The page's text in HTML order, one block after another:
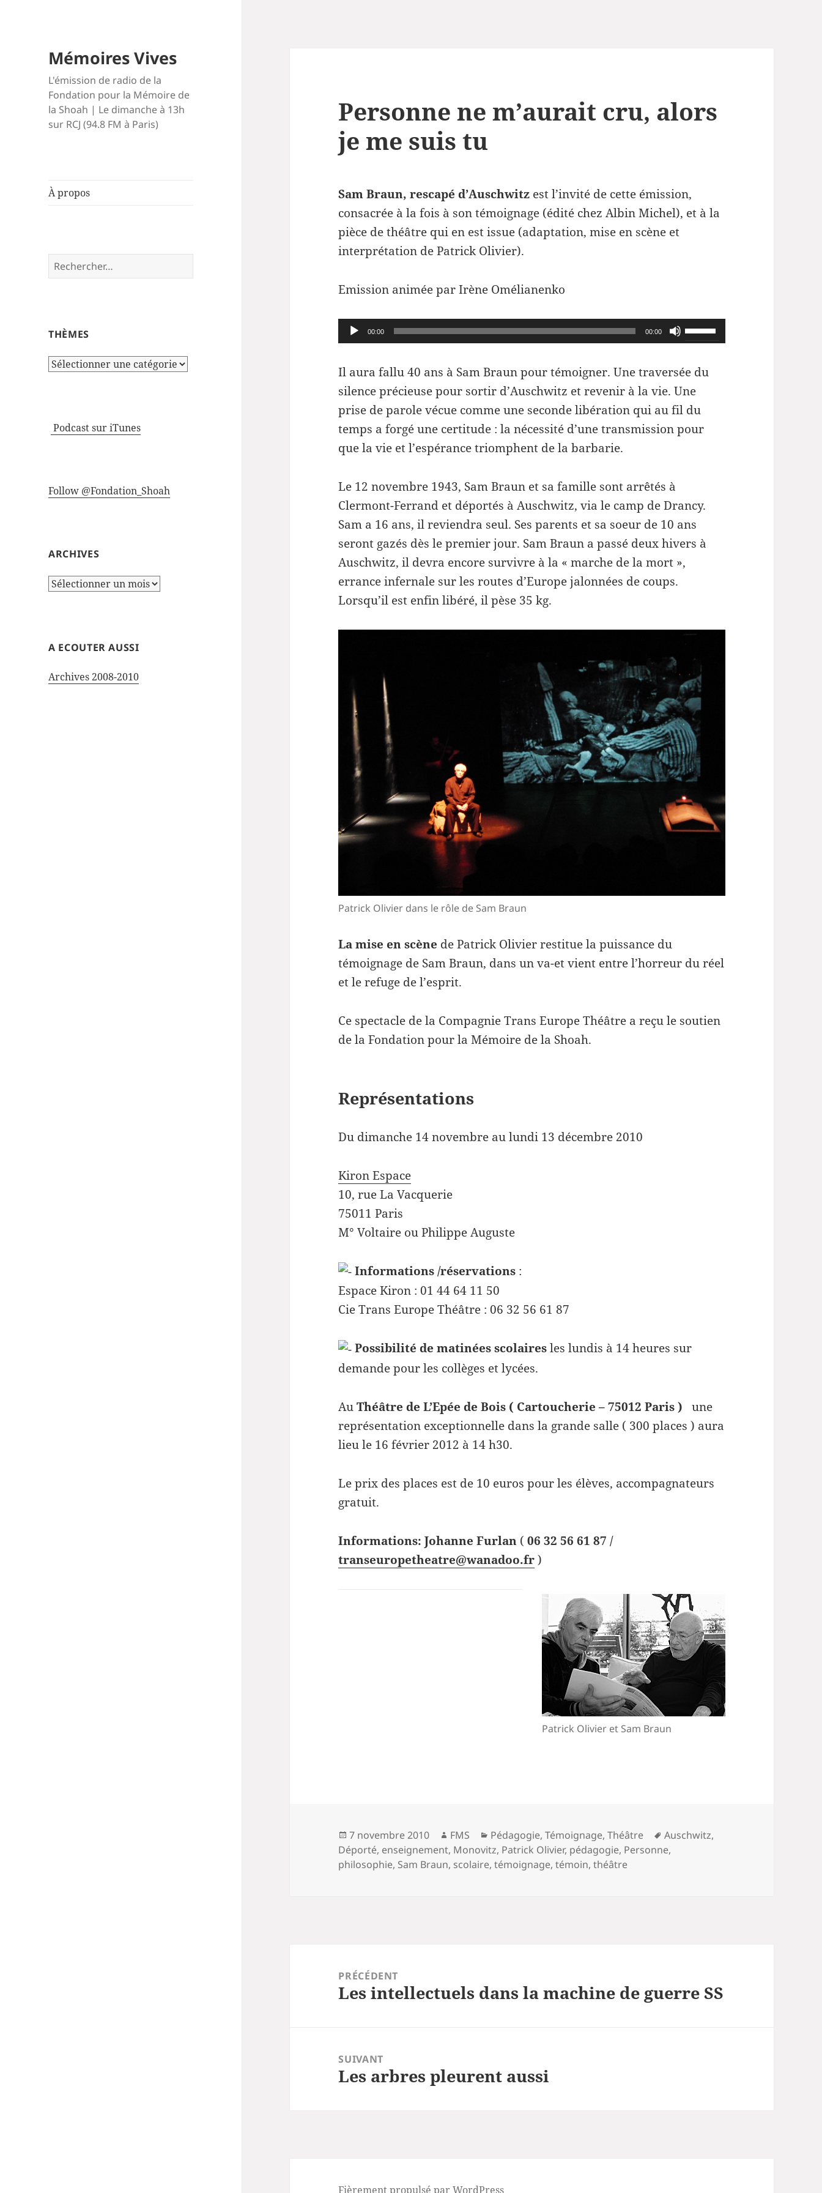
Mémoires Vives
L'émission de radio de la
Fondation pour la Mémoire de
la Shoah | Le dimanche à 13h
sur RCJ (94.8 FM à Paris)
À propos
Rechercher :
THÈMES
Thèmes
Podcast sur iTunes
Follow @Fondation_Shoah
ARCHIVES
Archives
A ECOUTER AUSSI
Archives 2008-2010
Personne ne m’aurait cru, alors
je me suis tu
Sam Braun, rescapé d’Auschwitz est l’invité de cette émission,
consacrée à la fois à son témoignage (édité chez Albin Michel), et à la
pièce de théâtre qui en est issue (adaptation, mise en scène et
interprétation de Patrick Olivier).
Emission animée par Irène Omélianenko
Lecteur
audio
00:00 00:00
Utilisez
les
flèches
pour
Il aura fallu 40 ans à Sam Braun pour témoigner. Une traversée du
silence précieuse pour sortir d’Auschwitz et revenir à la vie. Une
prise de parole vécue comme une seconde libération qui au fil du
temps a forgé une certitude : la nécessité d’une transmission pour
que la vie et l’espérance triomphent de la barbarie.
Le 12 novembre 1943, Sam Braun et sa famille sont arrêtés à
Clermont-Ferrand et déportés à Auschwitz, via le camp de Drancy.
Sam a 16 ans, il reviendra seul. Ses parents et sa soeur de 10 ans
seront gazés dès le premier jour. Sam Braun a passé deux hivers à
Auschwitz, il devra encore survivre à la « marche de la mort »,
errance infernale sur les routes d’Europe jalonnées de coups.
Lorsqu’il est enfin libéré, il pèse 35 kg.
Patrick Olivier dans le rôle de Sam Braun
La mise en scène de Patrick Olivier restitue la puissance du
témoignage de Sam Braun, dans un va-et vient entre l’horreur du réel
et le refuge de l’esprit.
Ce spectacle de la Compagnie Trans Europe Théâtre a reçu le soutien
de la Fondation pour la Mémoire de la Shoah.
Représentations
Du dimanche 14 novembre au lundi 13 décembre 2010
Kiron Espace
10, rue La Vacquerie
75011 Paris
M° Voltaire ou Philippe Auguste
Informations /réservations :
Espace Kiron : 01 44 64 11 50
Cie Trans Europe Théâtre : 06 32 56 61 87
Possibilité de matinées scolairesles lundis à 14 heures sur
demande pour les collèges et lycées.
AuThéâtre de L’Epée de Bois ( Cartoucherie – 75012 Paris )
une
représentation exceptionnelle dans la grande salle ( 300 places ) aura
lieu le 16 février 2012 à 14 h30.
Le prix des places est de 10 euros pour les élèves, accompagnateurs
gratuit.
Informations: Johanne Furlan (06 32 56 61 87 /
transeuropetheatre@wanadoo.fr)
Patrick Olivier et Sam Braun
Publié
le
7 novembre 2010 Auteur
FMS Catégories
Pédagogie,Témoignage,Théâtre
Mots-
clés
Auschwitz,
Déporté, enseignement, Monovitz, Patrick Olivier, pédagogie, Personne,
philosophie, Sam Braun, scolaire,témoignage,témoin,théâtre
PRÉCÉDENT
Article
Les intellectuels dans la machine de guerre SS
SUIVANT
Article
Les arbres pleurent aussi
Fièrement propulsé par WordPress